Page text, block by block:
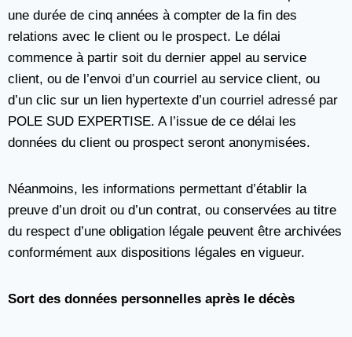
une durée de cinq années à compter de la fin des
relations avec le client ou le prospect. Le délai
commence à partir soit du dernier appel au service
client, ou de l’envoi d’un courriel au service client, ou
d’un clic sur un lien hypertexte d’un courriel adressé par
POLE SUD EXPERTISE. A l’issue de ce délai les
données du client ou prospect seront anonymisées.
Néanmoins, les informations permettant d’établir la
preuve d’un droit ou d’un contrat, ou conservées au titre
du respect d’une obligation légale peuvent être archivées
conformément aux dispositions légales en vigueur.
Sort des données personnelles après le décès